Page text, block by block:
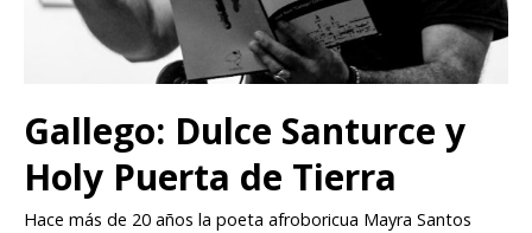
Gallego: Dulce Santurce y
Holy Puerta de Tierra
Hace más de 20 años la poeta afroboricua Mayra Santos